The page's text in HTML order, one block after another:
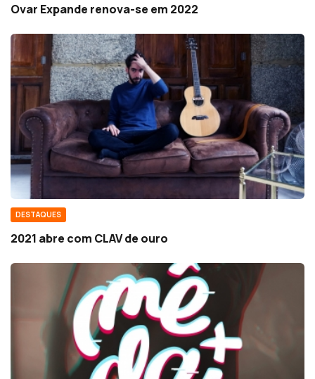
Ovar Expande renova-se em 2022
DESTAQUES
2021 abre com CLAV de ouro